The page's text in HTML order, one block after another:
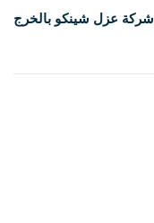
شركة عزل شينكو بالخرج